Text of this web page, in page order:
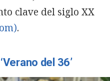
clave del siglo XX
.
del 36’